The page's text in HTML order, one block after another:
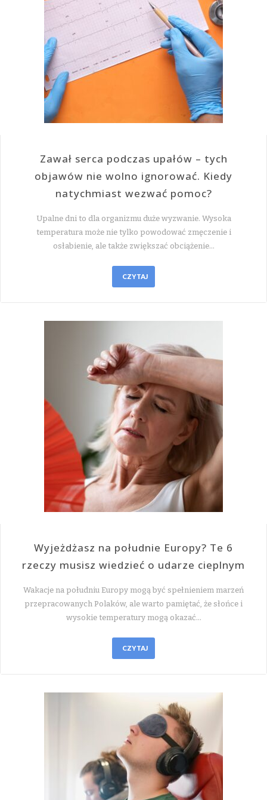
Zawał serca podczas upałów – tych
objawów nie wolno ignorować. Kiedy
natychmiast wezwać pomoc?
Upalne dni to dla organizmu duże wyzwanie. Wysoka
temperatura może nie tylko powodować zmęczenie i
osłabienie, ale także zwiększać obciążenie…
CZYTAJ
Wyjeżdżasz na południe Europy? Te 6
rzeczy musisz wiedzieć o udarze cieplnym
Wakacje na południu Europy mogą być spełnieniem marzeń
przepracowanych Polaków, ale warto pamiętać, że słońce i
wysokie temperatury mogą okazać…
CZYTAJ